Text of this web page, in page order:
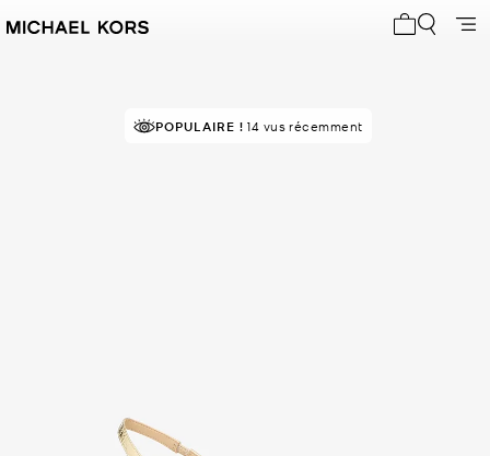
POPULAIRE ! 14 vus récemment